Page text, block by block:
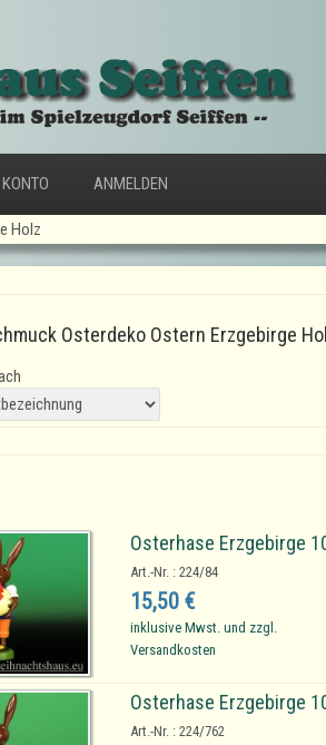
KONTO ANMELDEN
Holz
Osterdeko Ostern Erzgebirge
Osterhase Erzgebirge
Art.-Nr. : 224/84
15,50 €
inklusive Mwst. und zzgl.
Versandkosten
Osterhase Erzgebirge
Art.-Nr. : 224/762